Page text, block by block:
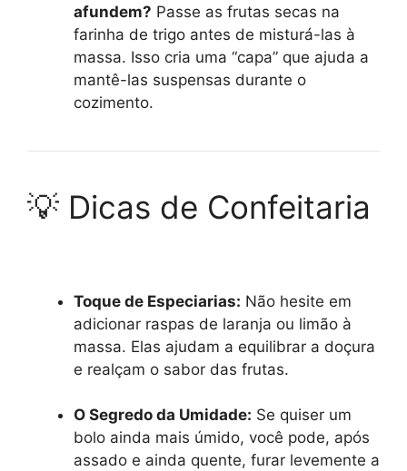
afundem? Passe as frutas secas na
farinha de trigo antes de misturá-las à
massa. Isso cria uma “capa” que ajuda a
mantê-las suspensas durante o
cozimento.
💡 Dicas de Confeitaria
Toque de Especiarias: Não hesite em
adicionar raspas de laranja ou limão à
massa. Elas ajudam a equilibrar a doçura
e realçam o sabor das frutas.
O Segredo da Umidade: Se quiser um
bolo ainda mais úmido, você pode, após
assado e ainda quente, furar levemente a